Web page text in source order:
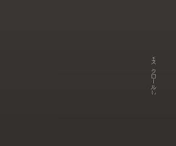
← スクロールします →